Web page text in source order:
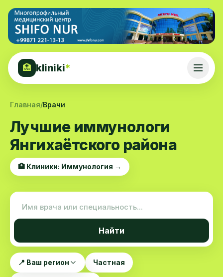
🏥 kliniki*
Главная/Врачи
Лучшие иммунологи
Янгихаётского района
🏥 Клиники: Иммунология →
Найти
📍 Ваш регион Частная